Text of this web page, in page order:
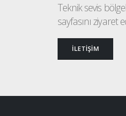
Teknik sevis
sayfasını ziyaret
İLETİŞİM